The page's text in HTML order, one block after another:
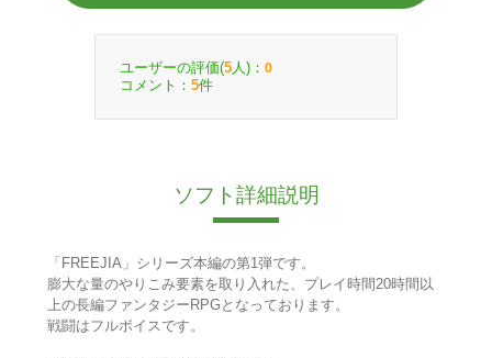
ユーザーの評価(5 人)： 0
コメント： 5件
ソフト詳細説明
「FREEJIA」シリーズ本編の第1弾です。
膨大な量のやりこみ要素を取り入れた、プレイ時間20時間以
上の長編ファンタジーRPGとなっております。
戦闘はフルボイスです。